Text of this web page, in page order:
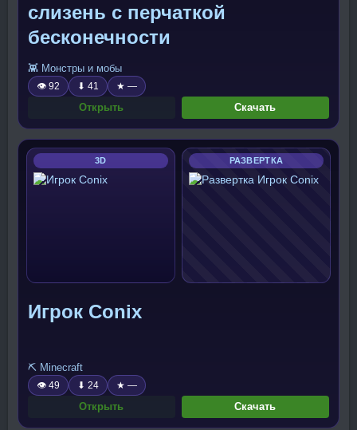
слизень с перчаткой
бесконечности
👾 Монстры и мобы
👁 92 ⬇ 41 ★ —
Открыть Скачать
3D РАЗВЕРТКА
Игрок Conix
⛏️ Minecraft
👁 49 ⬇ 24 ★ —
Открыть Скачать